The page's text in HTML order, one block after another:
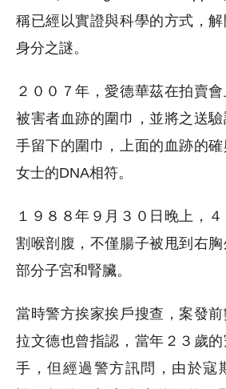
稱已經以實證與科學的方式，
身分之謎。
２００７年，愛德華茲在拍賣
被害者血跡的圍巾，並將之送
手留下的圍巾，上面的血跡的
女士的DNA相符。
１９８８年９月３０日晚上，
割喉剖腹，不僅腸子被甩到右
部分子宮和腎臟。
當時警方挨家挨戶搜查，案發
拉文德也曾指認，當年２３歲
手，但經過警方訊問，由於寇